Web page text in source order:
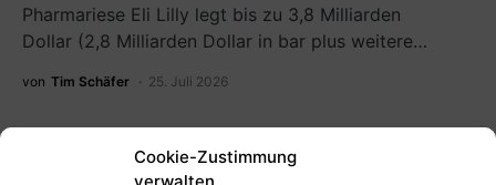
Cookie-Zustimmung
Pharmariese Eli Lilly legt bis zu 3,8 Milliarden
Dollar (2,8 Milliarden Dollar in bar plus weitere…
von Tim Schäfer 25. Juli 2026